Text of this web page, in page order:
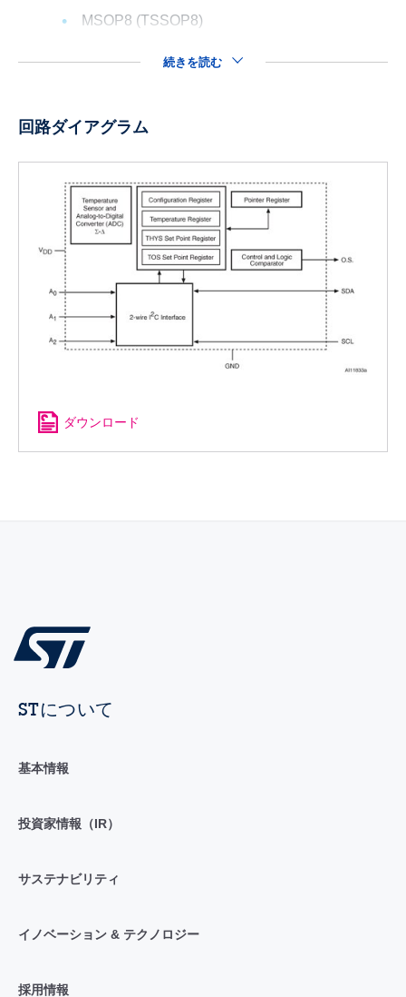
MSOP8 (TSSOP8)
続きを読む
回路ダイアグラム
ダウンロード
STについて
基本情報
投資家情報（IR）
サステナビリティ
イノベーション & テクノロジー
採用情報